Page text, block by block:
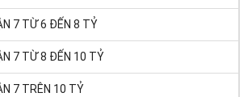
7 TỪ 6 ĐẾN 8 TỶ
7 TỪ 8 ĐẾN 10 TỶ
7 TRÊN 10 TỶ